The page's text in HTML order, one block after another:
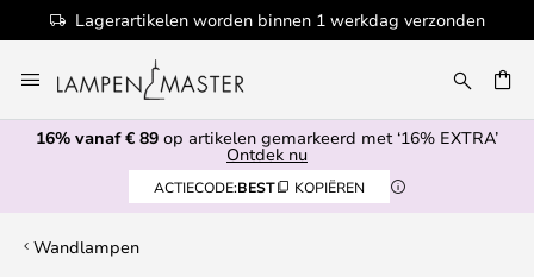
Lagerartikelen worden binnen 1 werkdag verzonden
naar
de
inhoud
16% vanaf € 89 op artikelen gemarkeerd met ‘16% EXTRA’
Ontdek nu
ACTIECODE:BEST KOPIËREN
Wandlampen